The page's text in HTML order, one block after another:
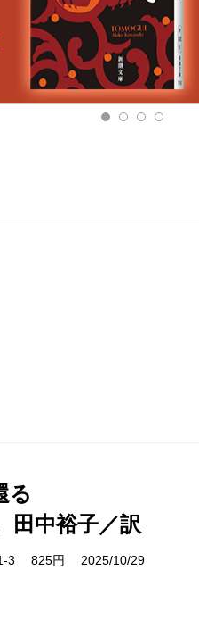
る
田中裕子／訳
3 825円 2025/10/29